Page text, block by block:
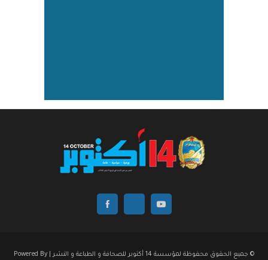
© جميع الحقوق محفوظة لمؤسسة 14 أكتوبر للصحافة و الطباعة و النشر | Powered By